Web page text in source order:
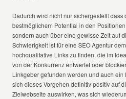
Dadurch wird nicht nur sichergestellt dass
bestmöglichem Potential in den
sondern auch über eine gewisse Zeit auf
Schwierigkeit ist für eine SEO Agentur
hochqualitative Links zu finden, die im
von der Konkurrenz entwertet oder
Linkgeber gefunden werden und auch ein
sich dieses Vorgehen definitiv positiv auf
Zielwebseite auswirken, was sich